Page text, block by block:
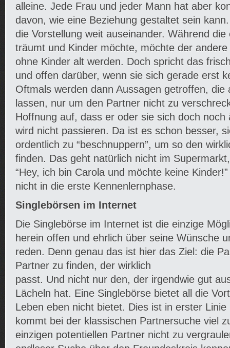
alleine. Jede Frau und jeder Mann hat aber
davon, wie eine Beziehung gestaltet sein
die Vorstellung weit auseinander. Während
träumt und Kinder möchte, möchte der
ohne Kinder alt werden. Doch spricht das
und offen darüber, wenn sie sich gerade erst
Oftmals werden dann Aussagen getroffen, die
lassen, nur um den Partner nicht zu
Hoffnung auf, dass er oder sie sich doch noch
wird nicht passieren. Da ist es schon besser,
ordentlich zu “beschnuppern”, um so den
finden. Das geht natürlich nicht im
“Hey, ich bin Carola und möchte keine
nicht in die erste Kennenlernphase.
Singlebörsen im Internet
Die Singlebörse im Internet ist die einzige
herein offen und ehrlich über seine Wünsche
reden. Denn genau das ist hier das Ziel: die
Partner zu finden, der wirklich
passt. Und nicht nur den, der irgendwie gut
Lächeln hat. Eine Singlebörse bietet all die
Leben eben nicht bietet. Dies ist in erster Linie
kommt bei der klassischen Partnersuche viel
einzigen potentiellen Partner nicht zu